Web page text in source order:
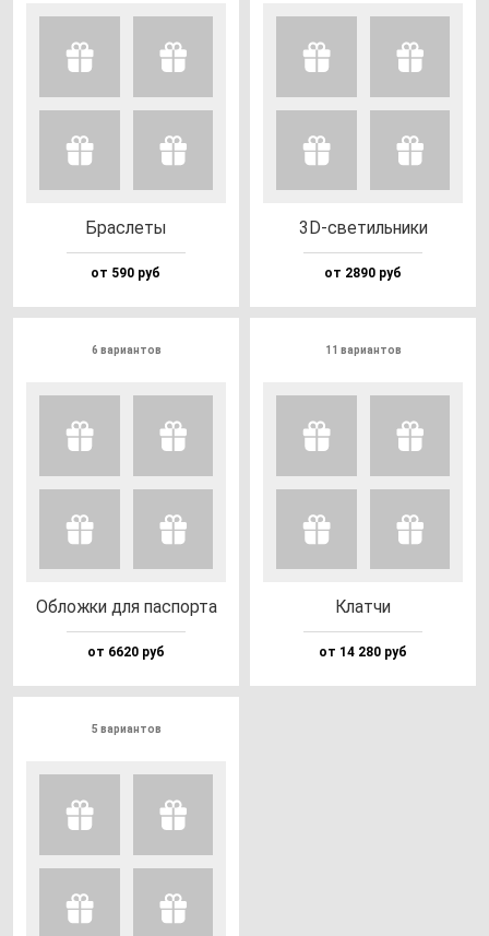
Брас­ле­ты
от 590 руб
3D-све­тиль­ни­ки
от 2890 руб
6 вариантов
Облож­ки для пас­пор­та
от 6620 руб
11 вариантов
Клат­чи
от 14 280 руб
5 вариантов